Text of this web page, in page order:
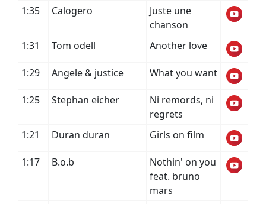
1:35 Calogero
Juste une
chanson
1:31
Tom odell Another love
1:29 Angele & justice What you want
1:25 Stephan eicher
Ni remords, ni
regrets
1:21
Duran duran Girls on film
1:17 B.o.b
Nothin' on you
feat. bruno
mars